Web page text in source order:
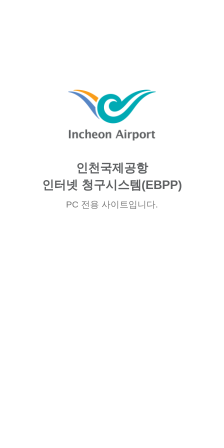
인천국제공항
인터넷 청구시스템(EBPP)
PC 전용 사이트입니다.